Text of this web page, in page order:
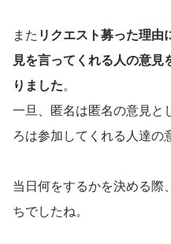
また リクエスト募った理
見を言ってくれる人の意
りました。
一旦、匿名は匿名の意見と
ろは参加してくれる人達の
当日何をするかを決める際
ちでしたね。